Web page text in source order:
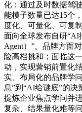
化：通过及时数据驾
能模子数量已达15个
度化、可量化、可复
面向全球发布自研“AI
Agent）”。品牌方面
险高档挑和；面临这
动，实现营销前置化
实、布局化的品牌学
息”到“AI给谜底”的决
提炼企业焦点学问并
复杂、结果量化难等